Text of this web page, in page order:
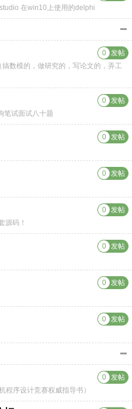
在win10上使用的delphi
发帖
0
数模的，做研究的，写论文的，弄工
发帖
0
笔试面试八十题
发帖
0
发帖
0
发帖
0
源码！
发帖
0
发帖
0
发帖
0
发帖
0
程序设计竞赛权威指导书）